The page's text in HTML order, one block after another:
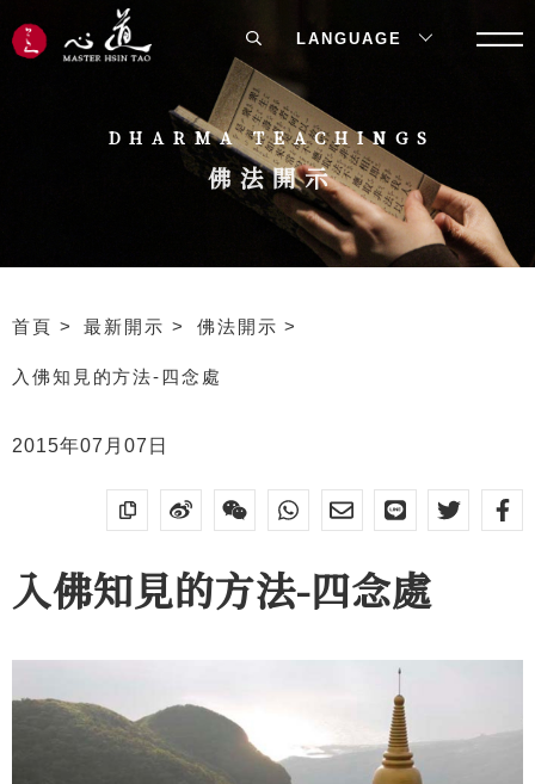
DHARMA TEACHINGS
佛法開示
首頁 最新開示 佛法開示
入佛知見的方法-四念處
2015年07月07日
入佛知見的方法-四念處
LANGUAGE